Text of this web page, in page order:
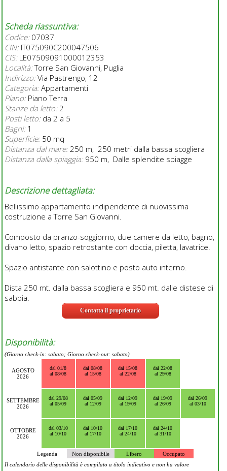
Scheda riassuntiva:
Codice:07037
CIN:IT075090C200047506
CIS:LE07509091000012353
Località:Torre San Giovanni, Puglia
Indirizzo:Via Pastrengo, 12
Categoria:Appartamenti
Piano:Piano Terra
Stanze da letto:2
Posti letto:da 2 a 5
Bagni:1
Superficie:50 mq
Distanza dal mare:250 m, 250 metri dalla bassa scogliera
Distanza dalla spiaggia:950 m, Dalle splendite spiagge
Descrizione dettagliata:
Bellissimo appartamento indipendente di nuovissima
costruzione a Torre San Giovanni.
Composto da pranzo-soggiorno, due camere da letto, bagno,
divano letto, spazio retrostante con doccia, piletta, lavatrice.
Spazio antistante con salottino e posto auto interno.
Dista 250 mt. dalla bassa scogliera e 950 mt. dalle distese di
sabbia.
Contatta il proprietario
Disponibilità:
(Giorno check-in: sabato; Giorno check-out: sabato)
AGOSTO
2026
dal 01/8
al 08/08
dal 08/08
al 15/08
dal 15/08
al 22/08
dal 22/08
al 29/08
SETTEMBRE
2026
dal 29/08
al 05/09
dal 05/09
al 12/09
dal 12/09
al 19/09
dal 19/09
al 26/09
dal 26/09
al 03/10
OTTOBRE
2026
dal 03/10
al 10/10
dal 10/10
al 17/10
dal 17/10
al 24/10
dal 24/10
al 31/10
Legenda Non disponibile Libero
Occupato
Il calendario delle disponibilità è compilato a titolo indicativo e non ha valore